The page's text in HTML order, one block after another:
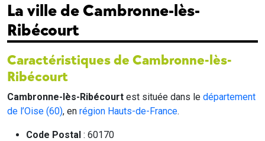
La ville de Cambronne-lès-
Ribécourt
Caractéristiques de Cambronne-lès-
Ribécourt
Cambronne-lès-Ribécourt est située dans le département
de l’Oise (60), en région Hauts-de-France.
Code Postal : 60170